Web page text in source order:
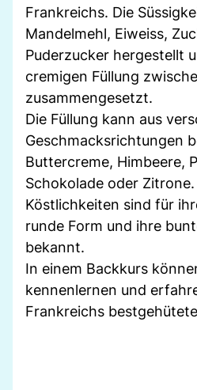
Frankreichs. Die
Mandelmehl, Eiweiss,
Puderzucker hergestellt
cremigen Füllung
zusammengesetzt.
Die Füllung kann aus
Geschmacksrichtungen
Buttercreme, Himbeere,
Schokolade oder
Köstlichkeiten sind für
runde Form und ihre
bekannt.
In einem Backkurs
kennenlernen und
Frankreichs